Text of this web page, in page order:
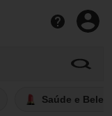
Saúde e